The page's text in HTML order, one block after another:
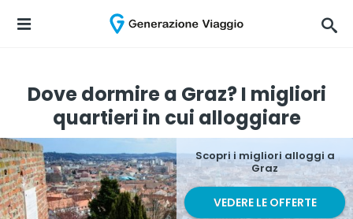
Dove dormire a Graz? I migliori
quartieri in cui alloggiare
Scopri i migliori alloggi a
Graz
VEDERE LE OFFERTE